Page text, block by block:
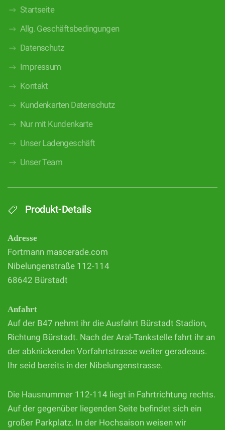
Startseite
Allg. Geschäftsbedingungen
Datenschutz
Impressum
Kontakt
Kundenkarten Datenschutz
Nur mit Kundenkarte
Unser Ladengeschäft
Unser Team
Produkt-Details
Adresse
Fortmann mascerade.com
Nibelungenstraße 112-114
68642 Bürstadt
Anfahrt
Auf der B47 nehmt ihr die Ausfahrt Bürstadt Stadion,
Richtung Bürstadt. Nach der Aral-Tankstelle fahrt ihr an
der abknickenden Vorfahrtstrasse weiter geradeaus.
Ihr seid bereits in der Nibelungenstrasse.
Die Hausnummer 112-114 liegt in Fahrtrichtung rechts.
Auf der gegenüber liegenden Seite befindet sich ein
großer Parkplatz. In der Hochsaison weisen wir